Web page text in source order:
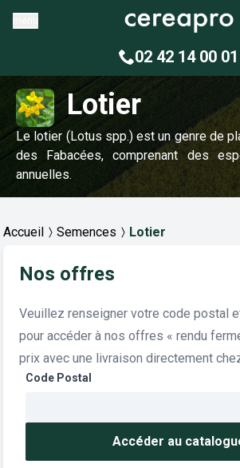
02 42 14 00 01
Lotier
Le lotier (Lotus spp.) est un genre de
des Fabacées, comprenant des
annuelles.
Accueil Semences Lotier
Nos offres
Veuillez renseigner votre code postal
pour accéder à nos offres « rendu
prix avec une livraison directement
Code Postal
Accéder au